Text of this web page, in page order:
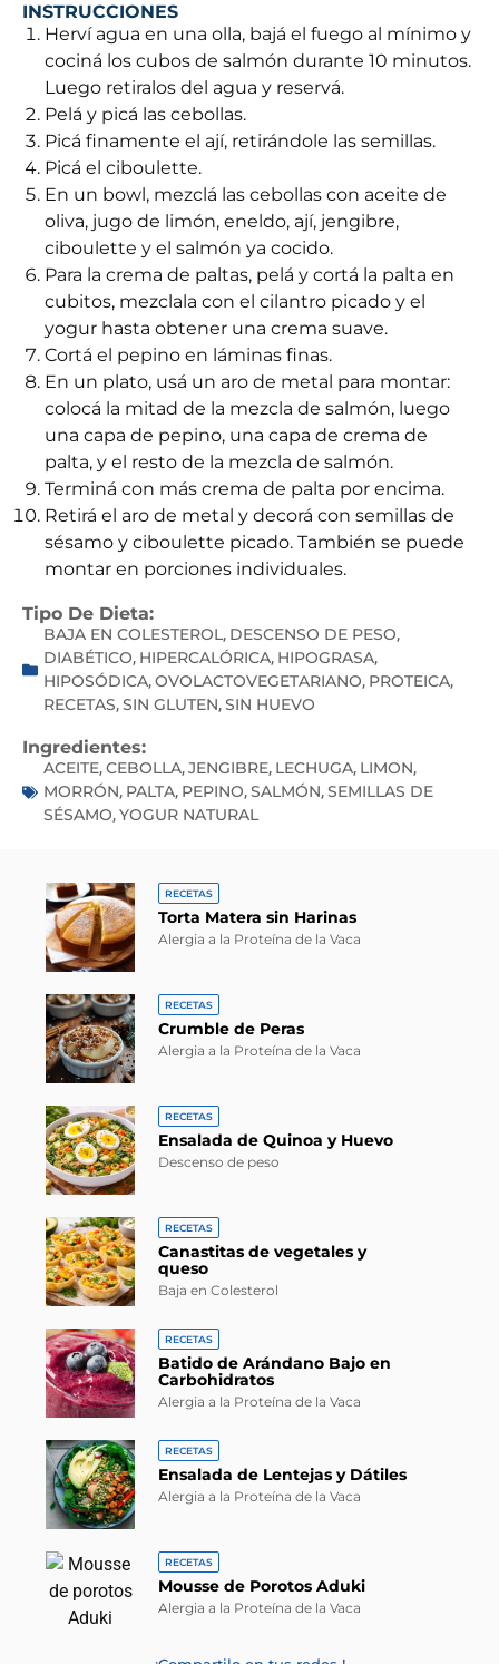
INSTRUCCIONES
Herví agua en una olla, bajá el fuego al mínimo y
cociná los cubos de salmón durante 10 minutos.
Luego retiralos del agua y reservá.
Pelá y picá las cebollas.
Picá finamente el ají, retirándole las semillas.
Picá el ciboulette.
En un bowl, mezclá las cebollas con aceite de
oliva, jugo de limón, eneldo, ají, jengibre,
ciboulette y el salmón ya cocido.
Para la crema de paltas, pelá y cortá la palta en
cubitos, mezclala con el cilantro picado y el
yogur hasta obtener una crema suave.
Cortá el pepino en láminas finas.
En un plato, usá un aro de metal para montar:
colocá la mitad de la mezcla de salmón, luego
una capa de pepino, una capa de crema de
palta, y el resto de la mezcla de salmón.
Terminá con más crema de palta por encima.
Retirá el aro de metal y decorá con semillas de
sésamo y ciboulette picado. También se puede
montar en porciones individuales.
Tipo De Dieta:
BAJA EN COLESTEROL, DESCENSO DE PESO,
DIABÉTICO, HIPERCALÓRICA, HIPOGRASA,
HIPOSÓDICA,OVOLACTOVEGETARIANO, PROTEICA,
RECETAS,SIN GLUTEN,SIN HUEVO
Ingredientes:
ACEITE,CEBOLLA,JENGIBRE, LECHUGA, LIMON,
MORRÓN, PALTA, PEPINO,SALMÓN,SEMILLAS DE
SÉSAMO,YOGUR NATURAL
RECETAS
Torta Matera sin Harinas
Alergia a la Proteína de la Vaca
RECETAS
Crumble de Peras
Alergia a la Proteína de la Vaca
RECETAS
Ensalada de Quinoa y Huevo
Descenso de peso
RECETAS
Canastitas de vegetales y
queso
Baja en Colesterol
RECETAS
Batido de Arándano Bajo en
Carbohidratos
Alergia a la Proteína de la Vaca
RECETAS
Ensalada de Lentejas y Dátiles
Alergia a la Proteína de la Vaca
RECETAS
Mousse de Porotos Aduki
Alergia a la Proteína de la Vaca